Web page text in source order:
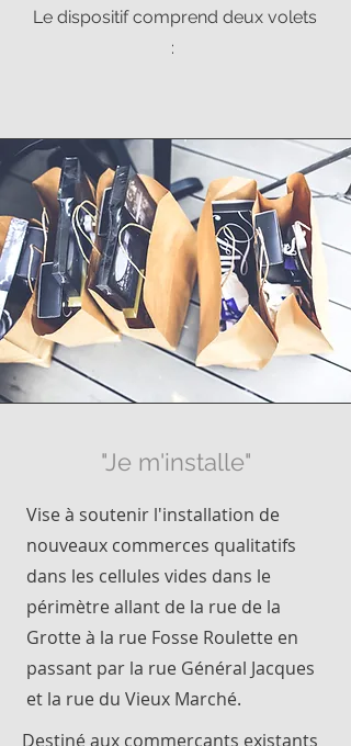
Le dispositif comprend deux volets
:
"Je m'installe"
Vise à soutenir l'installation de
nouveaux commerces qualitatifs
dans les cellules vides dans le
périmètre allant de la rue de la
Grotte à la rue Fosse Roulette en
passant par la rue Général Jacques
et la rue du Vieux Marché.
Destiné aux commerçants existants